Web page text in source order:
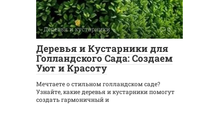
Деревья и кустарники 0
Деревья и Кустарники для
Голландского Сада: Создаем
Уют и Красоту
Мечтаете о стильном голландском саде?
Узнайте, какие деревья и кустарники помогут
создать гармоничный и